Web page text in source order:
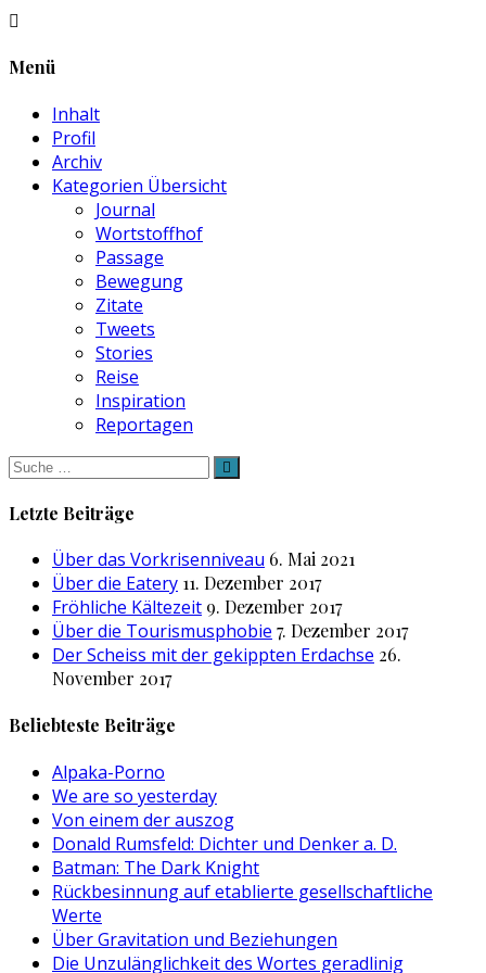
Menü
Inhalt
Profil
Archiv
Kategorien Übersicht
Journal
Wortstoffhof
Passage
Bewegung
Zitate
Tweets
Stories
Reise
Inspiration
Reportagen
Suche
nach:
Letzte Beiträge
Über das Vorkrisenniveau 6. Mai 2021
Über die Eatery 11. Dezember 2017
Fröhliche Kältezeit 9. Dezember 2017
Über die Tourismusphobie 7. Dezember 2017
Der Scheiss mit der gekippten Erdachse 26.
November 2017
Beliebteste Beiträge
Alpaka-Porno
We are so yesterday
Von einem der auszog
Donald Rumsfeld: Dichter und Denker a. D.
Batman: The Dark Knight
Rückbesinnung auf etablierte gesellschaftliche
Werte
Über Gravitation und Beziehungen
Die Unzulänglichkeit des Wortes geradlinig